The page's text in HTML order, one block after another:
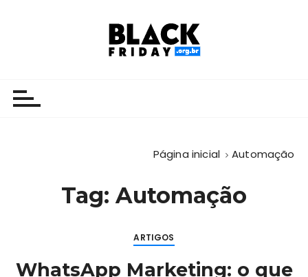
Página inicial Automação
Tag: Automação
ARTIGOS
WhatsApp Marketing: o que